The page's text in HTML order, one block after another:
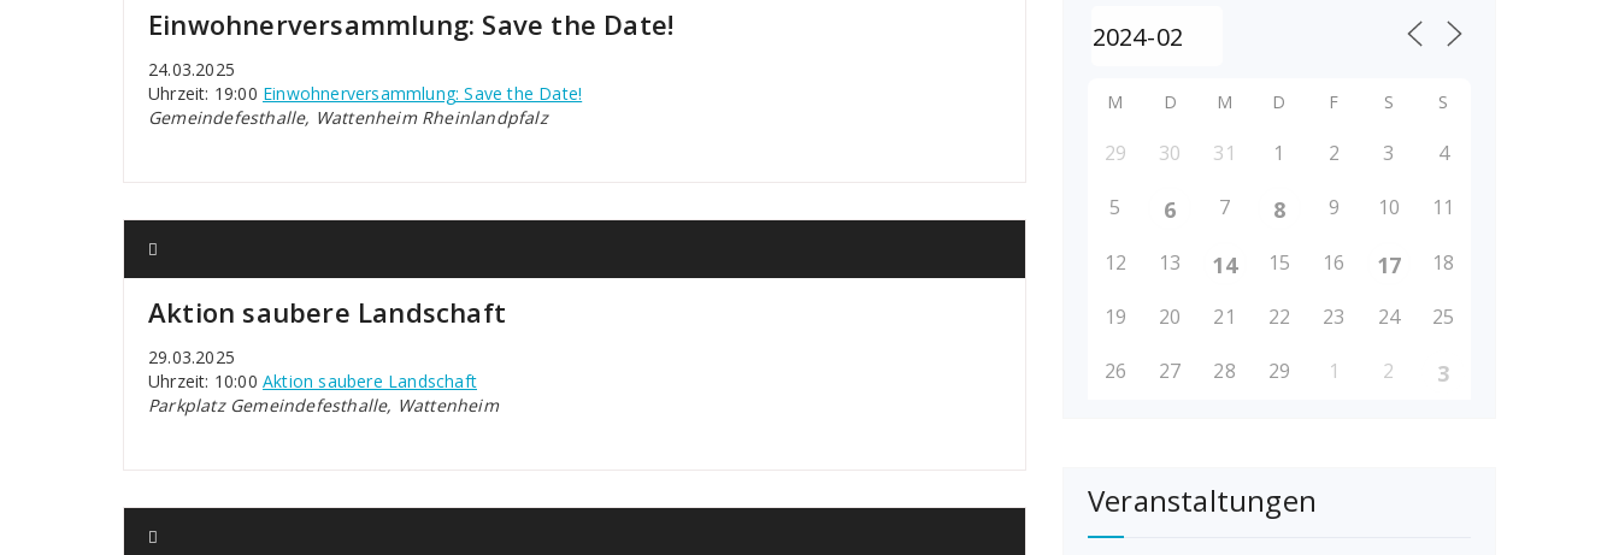
Einwohnerversammlung: Save the Date!
24.03.2025
Uhrzeit: 19:00 Einwohnerversammlung: Save the Date!
Gemeindefesthalle, Wattenheim Rheinlandpfalz
Aktion saubere Landschaft
29.03.2025
Uhrzeit: 10:00 Aktion saubere Landschaft
Parkplatz Gemeindefesthalle, Wattenheim
M D M D F S S
29 30 31 1 2 3 4
5 6 7 8 9 10 11
12 13 14 15 16 17 18
19 20 21 22 23 24 25
26 27 28 29 1 2 3
Veranstaltungen